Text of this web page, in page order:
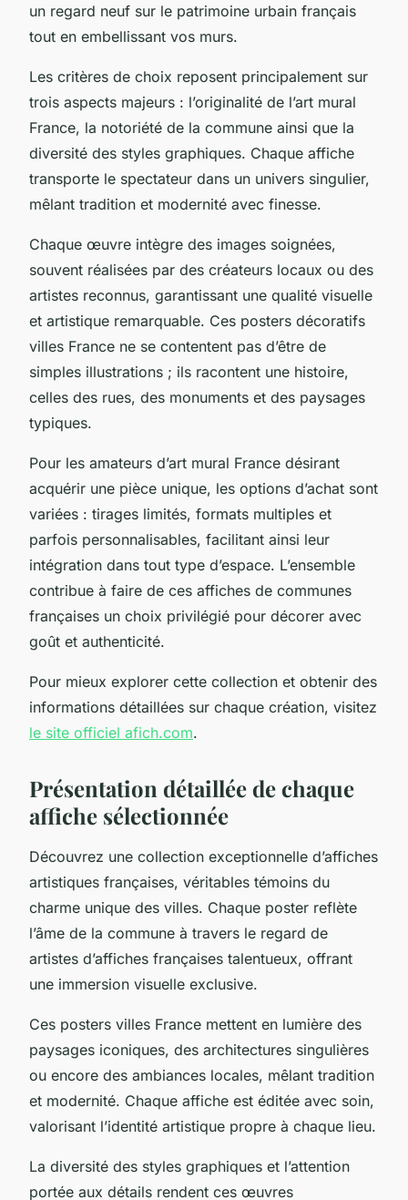
un regard neuf sur le patrimoine urbain français
tout en embellissant vos murs.
Les critères de choix reposent principalement sur
trois aspects majeurs : l’originalité de l’art mural
France, la notoriété de la commune ainsi que la
diversité des styles graphiques. Chaque affiche
transporte le spectateur dans un univers singulier,
mêlant tradition et modernité avec finesse.
Chaque œuvre intègre des images soignées,
souvent réalisées par des créateurs locaux ou des
artistes reconnus, garantissant une qualité visuelle
et artistique remarquable. Ces posters décoratifs
villes France ne se contentent pas d’être de
simples illustrations ; ils racontent une histoire,
celles des rues, des monuments et des paysages
typiques.
Pour les amateurs d’art mural France désirant
acquérir une pièce unique, les options d’achat sont
variées : tirages limités, formats multiples et
parfois personnalisables, facilitant ainsi leur
intégration dans tout type d’espace. L’ensemble
contribue à faire de ces affiches de communes
françaises un choix privilégié pour décorer avec
goût et authenticité.
Pour mieux explorer cette collection et obtenir des
informations détaillées sur chaque création, visitez
le site officiel afich.com.
Présentation détaillée de chaque
affiche sélectionnée
Découvrez une collection exceptionnelle d’affiches
artistiques françaises, véritables témoins du
charme unique des villes. Chaque poster reflète
l’âme de la commune à travers le regard de
artistes d’affiches françaises talentueux, offrant
une immersion visuelle exclusive.
Ces posters villes France mettent en lumière des
paysages iconiques, des architectures singulières
ou encore des ambiances locales, mêlant tradition
et modernité. Chaque affiche est éditée avec soin,
valorisant l’identité artistique propre à chaque lieu.
La diversité des styles graphiques et l’attention
portée aux détails rendent ces œuvres